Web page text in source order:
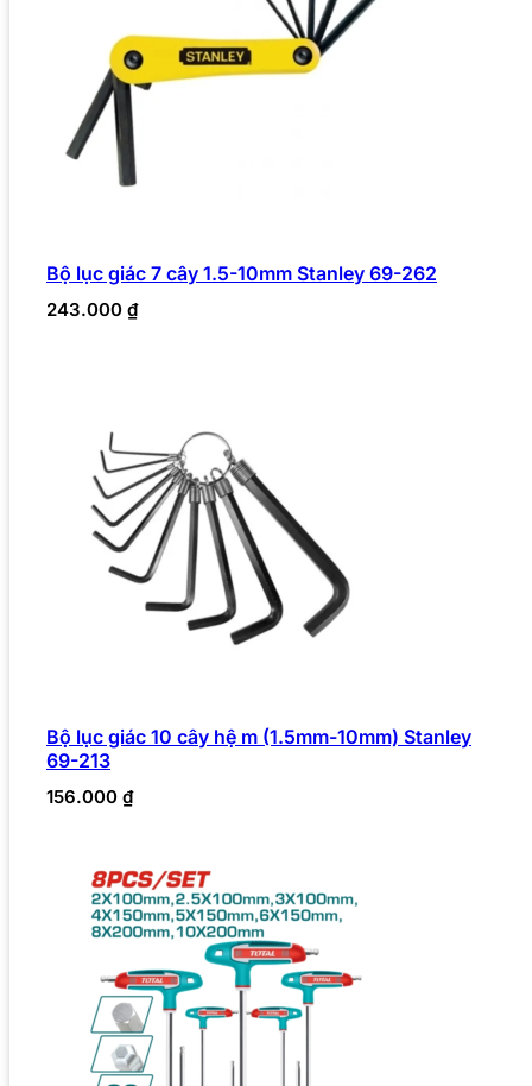
Bộ lục giác 7 cây 1.5-10mm Stanley 69-262
243.000 ₫
Bộ lục giác 10 cây hệ m (1.5mm-10mm) Stanley
69-213
156.000 ₫